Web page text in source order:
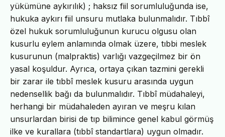
yükümüne aykırılık) ; haksız fiil sorumluluğunda ise,
hukuka aykırı fiil unsuru mutlaka bulunmalıdır. Tıbbî
özel hukuk sorumluluğunun kurucu olgusu olan
kusurlu eylem anlamında olmak üzere, tıbbi meslek
kusurunun (malpraktis) varlığı vazgeçilmez bir ön
yasal koşuldur. Ayrıca, ortaya çıkan tazmini gerekli
bir zarar ile tıbbî meslek kusuru arasında uygun
nedensellik bağı da bulunmalıdır. Tıbbî müdahaleyi,
herhangi bir müdahaleden ayıran ve meşru kılan
unsurlardan birisi de tıp bilimince genel kabul görmüş
ilke ve kurallara (tıbbî standartlara) uygun olmadır.